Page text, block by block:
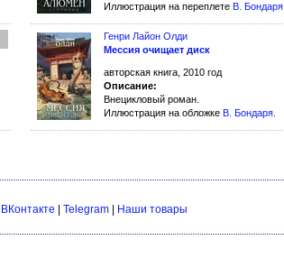
Иллюстрация на переплете В. Бондаря
Генри Лайон Олди
Мессия очищает диск
авторская книга, 2010 год
Описание:
Внецикловый роман.
Иллюстрация на обложке В. Бондаря
ВКонтакте Telegram Наши товары